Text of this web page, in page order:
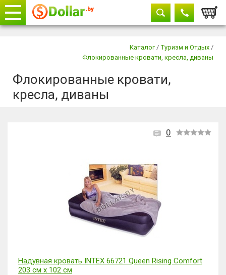
+375 29882-11-33
+375 17315-37-77
Каталог / Туризм и Отдых /
Флокированные кровати, кресла, диваны
Флокированные кровати,
кресла, диваны
0
Надувная кровать INTEX 66721 Queen Rising Comfort
203 cм х 102 см